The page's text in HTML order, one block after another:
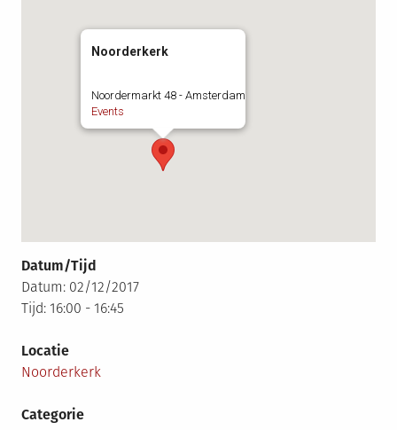
Noorderkerk
Noordermarkt 48 - Amsterdam
Events
Datum/Tijd
Datum: 02/12/2017
Tijd: 16:00 - 16:45
Locatie
Noorderkerk
Categorie